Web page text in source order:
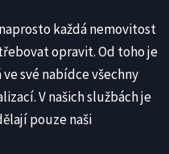
každá nemovitost
opravit. Od toho je
své nabídce všechny
V našich službách je
pouze naši